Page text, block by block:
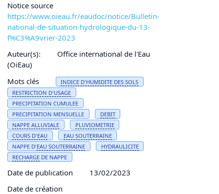
Notice source
https://www.oieau.fr/eaudoc/notice/Bulletin-
national-de-situation-hydrologique-du-13-
f%C3%A9vrier-2023
Auteur(s):
Office international de l'Eau
(OiEau)
Mots clés
INDICE D'HUMIDITE DES SOLS
RESTRICTION D'USAGE
PRECIPITATION CUMULEE
PRECIPITATION MENSUELLE
DEBIT
NAPPE ALLUVIALE
PLUVIOMETRIE
COURS D'EAU EAUSOUTERRAINE
NAPPE D'EAU SOUTERRAINE
HYDRAULICITE
RECHARGE DE NAPPE
Date de publication
13/02/2023
Date de création